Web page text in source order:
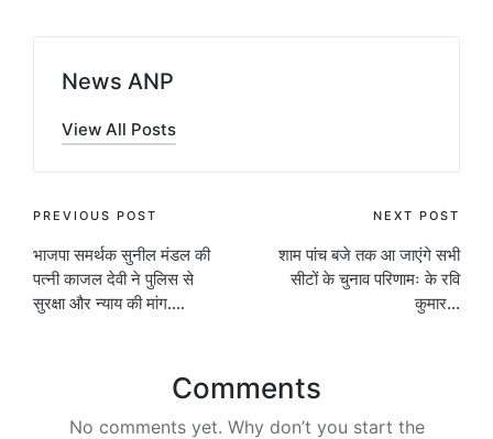
News ANP
View All Posts
Post
navigation
PREVIOUS POST
भाजपा समर्थक सुनील मंडल की
पत्नी काजल देवी ने पुलिस से
सुरक्षा और न्याय की मांग….
NEXT POST
शाम पांच बजे तक आ जाएंगे सभी
सीटों के चुनाव परिणामः के रवि
कुमार…
Comments
No comments yet. Why don’t you start the